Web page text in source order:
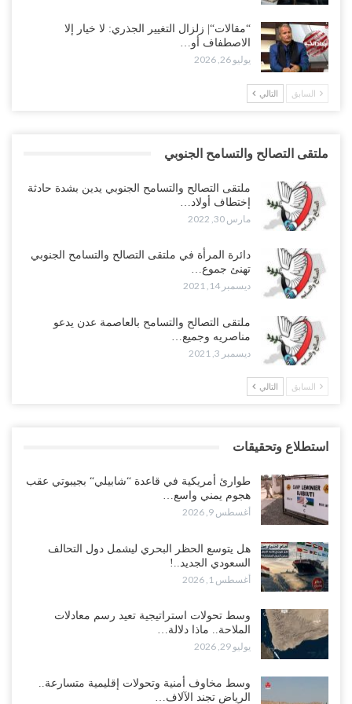
“مقالات“| زلزال التغيير الجذري: لا خيار إلا
الاصطفاف أو…
يوليو 26, 2026
السابق التالي
ملتقى التصالح والتسامح الجنوبي
ملتقى التصالح والتسامح الجنوبي يدين بشدة حادثة
إختطاف أولاد…
مارس 30, 2022
دائرة المرأة في ملتقى التصالح والتسامح الجنوبي
تهنئ جموع…
ديسمبر 14, 2021
ملتقى التصالح والتسامح بالعاصمة عدن يدعو
مناصريه وجميع…
ديسمبر 3, 2021
السابق التالي
استطلاع وتحقيقات
طوارئ أمريكية في قاعدة “شابيلي“ بجيبوتي عقب
هجوم يمني واسع…
أغسطس 9, 2026
هل يتوسع الحظر البحري ليشمل دول التحالف
السعودي الجديد..!
أغسطس 1, 2026
وسط تحولات استراتيجية تعيد رسم معادلات
الملاحة.. ماذا دلالة…
يوليو 29, 2026
وسط مخاوف أمنية وتحولات إقليمية متسارعة..
الرياض تجند الآلاف…